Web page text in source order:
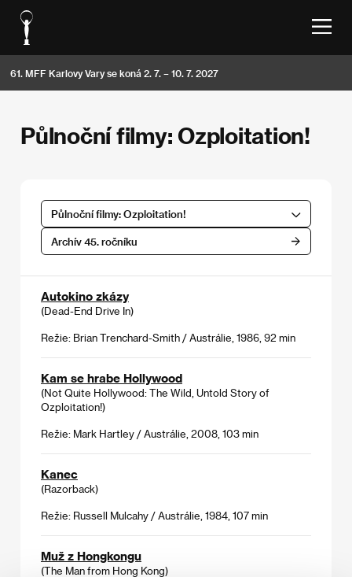
61. MFF Karlovy Vary se koná 2. 7. – 10. 7. 2027
Půlnoční filmy: Ozploitation!
Půlnoční filmy: Ozploitation!
Archív 45. ročníku
Autokino zkázy
(Dead-End Drive In)
Režie: Brian Trenchard-Smith / Austrálie, 1986, 92 min
Kam se hrabe Hollywood
(Not Quite Hollywood: The Wild, Untold Story of
Ozploitation!)
Režie: Mark Hartley / Austrálie, 2008, 103 min
Kanec
(Razorback)
Režie: Russell Mulcahy / Austrálie, 1984, 107 min
Muž z Hongkongu
(The Man from Hong Kong)